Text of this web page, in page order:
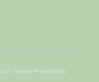
par Theme PrestaShop